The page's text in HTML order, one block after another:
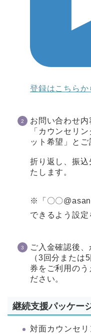
登録はこちらか
お問い合わせ内
「カウンセリ
ット希望」
とご
折り返し、振
たします。
※「〇〇
できるよう設定
ご入金確認後
（3回分または
券をご利用のう
ださい。
継続支援パッケー
対面カウンセ